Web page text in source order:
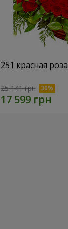
251 красная роза
25 141 грн